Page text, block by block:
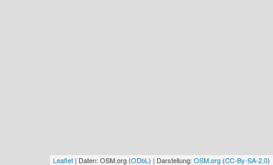
Leaflet | Daten: OSM.org (ODbL ) | Darstellung: OSM.org (CC-By-SA-2.0)